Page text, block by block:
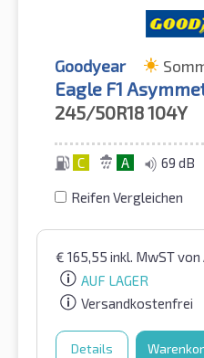
Goodyear
Eagle F1
245/50R18104Y
C A 69 dB
Reifen Vergleichen
€ 165,55 inkl. MwSTvon
AUF LAGER
Versandkostenfrei
Details